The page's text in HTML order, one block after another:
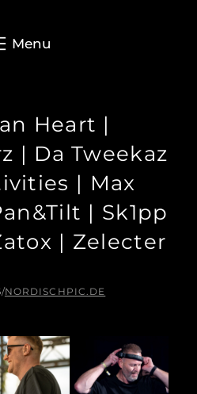
Heart |
| Da Tweekaz
| Max
| Sk1pp
| Zelecter
/NORDISCHPIC.DE